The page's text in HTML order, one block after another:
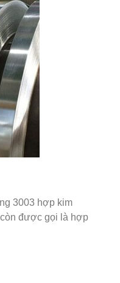
3003 hợp kim
được gọi là hợp